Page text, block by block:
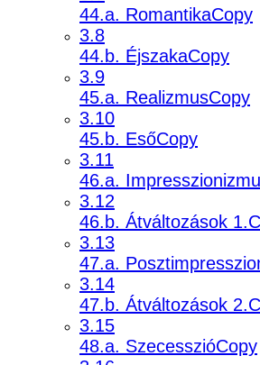
44.a. RomantikaCopy
3.8
44.b. ÉjszakaCopy
3.9
45.a. RealizmusCopy
3.10
45.b. EsőCopy
3.11
46.a.
3.12
46.b. Átváltozások
3.13
47.a.
3.14
47.b. Átváltozások
3.15
48.a. SzecesszióCopy